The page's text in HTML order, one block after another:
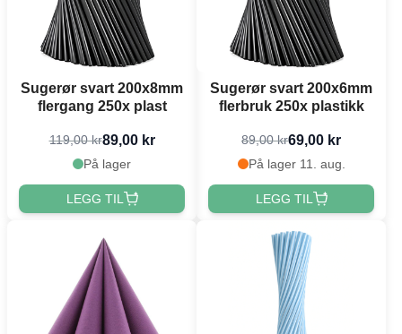
Sugerør svart 200x8mm
flergang 250x plast
119,00 kr89,00 kr
På lager
LEGG TIL
Sugerør svart 200x6mm
flerbruk 250x plastikk
89,00 kr69,00 kr
På lager 11. aug.
LEGG TIL